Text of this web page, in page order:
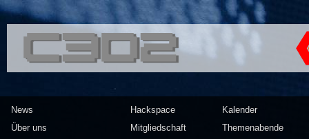
<<</>> Chaos Computer
News
Über uns
Hackspace
Mitgliedschaft
Kalender
Themenabende